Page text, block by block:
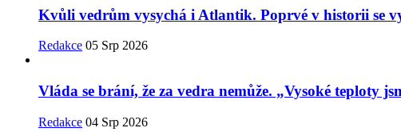
Kvůli vedrům vysychá i Atlantik. Poprvé v historii se
Redakce 05 Srp 2026
Vláda se brání, že za vedra nemůže. „Vysoké teploty
Redakce 04 Srp 2026